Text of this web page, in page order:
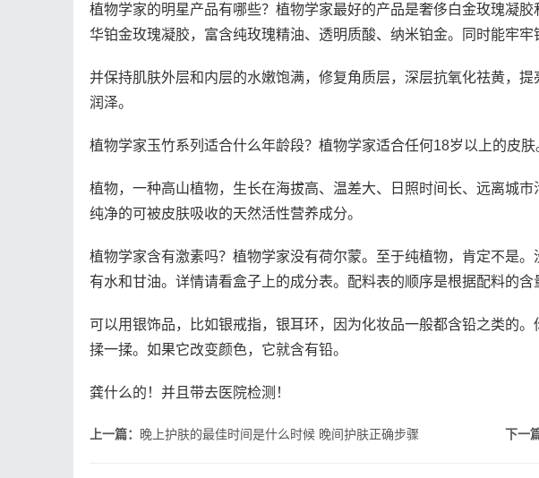
植物学家的明星产品有哪些？植物学家最好的产品是奢侈白金玫瑰凝
华铂金玫瑰凝胶，富含纯玫瑰精油、透明质酸、纳米铂金。同时能牢牢
并保持肌肤外层和内层的水嫩饱满，修复角质层，深层抗氧化祛黄，
润泽。
植物学家玉竹系列适合什么年龄段？植物学家适合任何18岁以上的皮
植物，一种高山植物，生长在海拔高、温差大、日照时间长、远离城
纯净的可被皮肤吸收的天然活性营养成分。
植物学家含有激素吗？植物学家没有荷尔蒙。至于纯植物，肯定不是
有水和甘油。详情请看盒子上的成分表。配料表的顺序是根据配料的含
可以用银饰品，比如银戒指，银耳环，因为化妆品一般都含铅之类的。
揉一揉。如果它改变颜色，它就含有铅。
龚什么的！并且带去医院检测！
上一篇： 晚上护肤的最佳时间是什么时候 晚间护肤正确步骤 下一